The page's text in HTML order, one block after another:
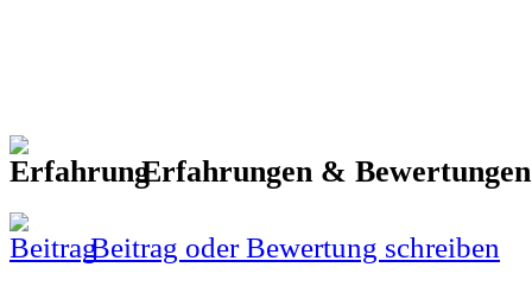
Erfahrungen &
Beitrag oder Bewertung schreiben